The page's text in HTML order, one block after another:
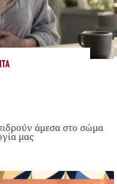
άμεσα στο σώμα
μας